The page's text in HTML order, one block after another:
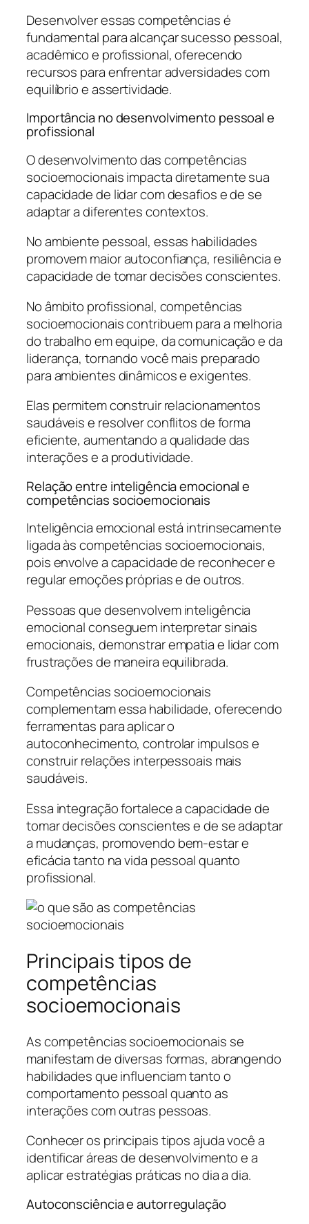
Desenvolver essas competências é
fundamental para alcançar sucesso pessoal,
acadêmico e profissional, oferecendo
recursos para enfrentar adversidades com
equilíbrio e assertividade.
Importância no desenvolvimento pessoal e
profissional
O desenvolvimento das competências
socioemocionais impacta diretamente sua
capacidade de lidar com desafios e de se
adaptar a diferentes contextos.
No ambiente pessoal, essas habilidades
promovem maior autoconfiança, resiliência e
capacidade de tomar decisões conscientes.
No âmbito profissional, competências
socioemocionais contribuem para a melhoria
do trabalho em equipe, da comunicação e da
liderança, tornando você mais preparado
para ambientes dinâmicos e exigentes.
Elas permitem construir relacionamentos
saudáveis e resolver conflitos de forma
eficiente, aumentando a qualidade das
interações e a produtividade.
Relação entre inteligência emocional e
competências socioemocionais
Inteligência emocional está intrinsecamente
ligada às competências socioemocionais,
pois envolve a capacidade de reconhecer e
regular emoções próprias e de outros.
Pessoas que desenvolvem inteligência
emocional conseguem interpretar sinais
emocionais, demonstrar empatia e lidar com
frustrações de maneira equilibrada.
Competências socioemocionais
complementam essa habilidade, oferecendo
ferramentas para aplicar o
autoconhecimento, controlar impulsos e
construir relações interpessoais mais
saudáveis.
Essa integração fortalece a capacidade de
tomar decisões conscientes e de se adaptar
a mudanças, promovendo bem-estar e
eficácia tanto na vida pessoal quanto
profissional.
Principais tipos de
competências
socioemocionais
As competências socioemocionais se
manifestam de diversas formas, abrangendo
habilidades que influenciam tanto o
comportamento pessoal quanto as
interações com outras pessoas.
Conhecer os principais tipos ajuda você a
identificar áreas de desenvolvimento e a
aplicar estratégias práticas no dia a dia.
Autoconsciência e autorregulação